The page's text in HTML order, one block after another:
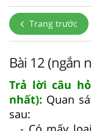
Trang trước
Bài 12 (ngắn
Trả lời câu
nhất): Quan
sau: